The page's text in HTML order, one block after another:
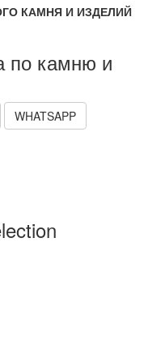
КАМНЯ И ИЗДЕЛИЙ
по камню и
WHATSAPP